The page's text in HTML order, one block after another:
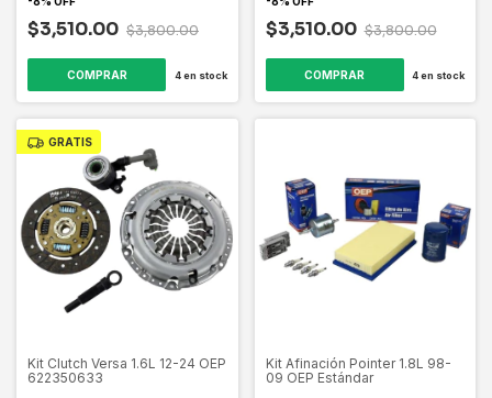
$3,510.00 $3,800.00
4en stock
$3,510.00 $3,800.00
4en stock
GRATIS
Kit Clutch Versa 1.6L 12-24 OEP
622350633
Kit Afinación Pointer 1.8L 98-
09 OEP Estándar